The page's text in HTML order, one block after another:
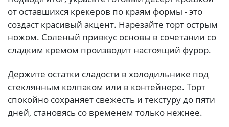
от оставшихся крекеров по краям формы - это
создаст красивый акцент. Нарезайте торт острым
ножом. Соленый привкус основы в сочетании со
сладким кремом производит настоящий фурор.
Держите остатки сладости в холодильнике под
стеклянным колпаком или в контейнере. Торт
спокойно сохраняет свежесть и текстуру до пяти
дней, становясь со временем только нежнее.